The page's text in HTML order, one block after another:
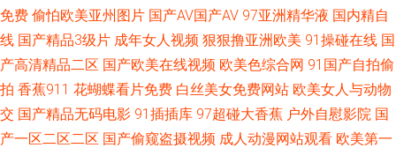
熟女视频一区在线观看 区狼人影院 亚洲欧美中文日韩综合 超碰人人射 久操
线在视频在线观看 91网站在线免费观看 国产亚洲精品自 青草视频综 一本色
道婷婷 磁力搜搜索引擎大全 久久草草视频成人 三级视频婷婷麻 中文字幕日
免费 偷怕欧美亚州图片 国产AV国产AV 97亚洲精华液 国内精自
线 国产精品3级片 成年女人视频 狠狠撸亚洲欧美 91操碰在线 国
产高清精品二区 国产欧美在线视频 欧美色综合网 91国产自拍偷
拍 香蕉911 花蝴蝶看片免费 白丝美女免费网站 欧美女人与动物
交 国产精品无码电影 91插插库 97超碰大香蕉 户外自慰影院 国
产一区二区二区 国产偷窥盗摄视频 成人动漫网站观看 欧美第一